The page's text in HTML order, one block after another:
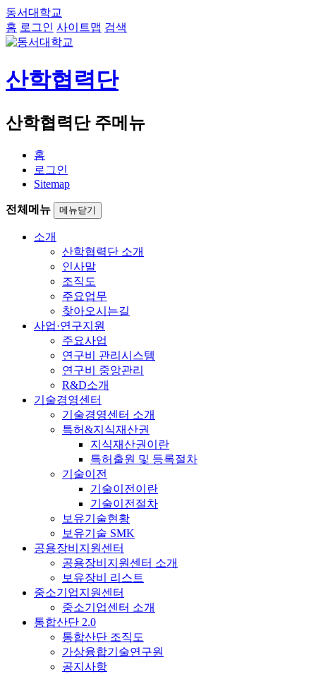
동서대학교
홈 로그인 사이트맵 검색
산학협력단
산학협력단 주메뉴
홈
로그인
Sitemap
전체메뉴 메뉴닫기
소개
산학협력단 소개
인사말
조직도
주요업무
찾아오시는길
사업·연구지원
주요사업
연구비 관리시스템
연구비 중앙관리
R&D소개
기술경영센터
기술경영센터 소개
특허&지식재산권
지식재산권이란
특허출원 및 등록절차
기술이전
기술이전이란
기술이전절차
보유기술현황
보유기술 SMK
공용장비지원센터
공용장비지원센터 소개
보유장비 리스트
중소기업지원센터
중소기업센터 소개
통합산단 2.0
통합산단 조직도
가상융합기술연구원
공지사항